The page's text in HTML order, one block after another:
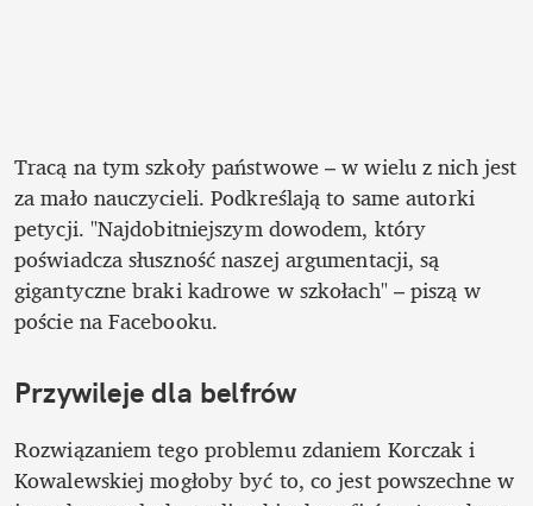
Tracą na tym szkoły państwowe – w wielu z nich jest
za mało nauczycieli. Podkreślają to same autorki
petycji. "Najdobitniejszym dowodem, który
poświadcza słuszność naszej argumentacji, są
gigantyczne braki kadrowe w szkołach" – piszą w
poście na Facebooku.
Przywileje dla belfrów
Rozwiązaniem tego problemu zdaniem Korczak i
Kowalewskiej mogłoby być to, co jest powszechne w